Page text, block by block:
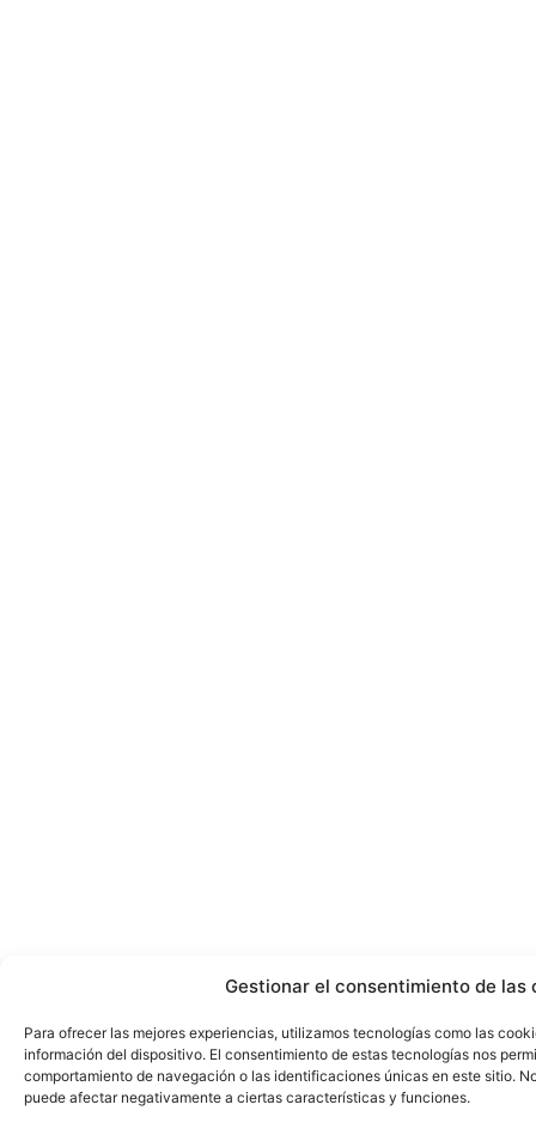
Gestionar el consentimiento de las
Para ofrecer las mejores experiencias, utilizamos tecnologías como las
información del dispositivo. El consentimiento de estas tecnologías nos
comportamiento de navegación o las identificaciones únicas en este sitio.
puede afectar negativamente a ciertas características y funciones.